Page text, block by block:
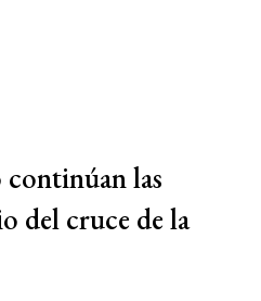
las
del cruce de la